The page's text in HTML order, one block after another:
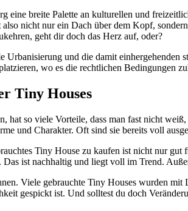
eine breite Palette an kulturellen und
nicht nur ein Dach über dem Kopf,
geht dir doch das Herz auf, oder?
Urbanisierung und die damit
wo es die rechtlichen Bedingungen
Tiny Houses
hat so viele Vorteile, dass man fast nicht
und Charakter. Oft sind sie bereits voll
Tiny House zu kaufen ist nicht nur gut
ist nachhaltig und liegt voll im Trend.
Viele gebrauchte Tiny Houses wurden
gespickt ist. Und solltest du doch